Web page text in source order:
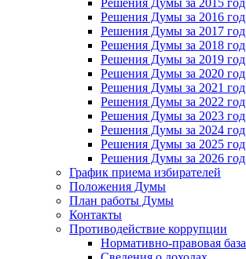
Решения Думы за 2015 год
Решения Думы за 2016 год
Решения Думы за 2017 год
Решения Думы за 2018 год
Решения Думы за 2019 год
Решения Думы за 2020 год
Решения Думы за 2021 год
Решения Думы за 2022 год
Решения Думы за 2023 год
Решения Думы за 2024 год
Решения Думы за 2025 год
Решения Думы за 2026 год
График приема избирателей
Положения Думы
План работы Думы
Контакты
Противодействие коррупции
Нормативно-правовая база